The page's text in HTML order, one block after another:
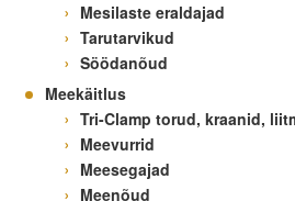
Mesilaste eraldajad
Tarutarvikud
Söödanõud
Meekäitlus
Tri-Clamp torud, kraanid,
Meevurrid
Meesegajad
Meenõud